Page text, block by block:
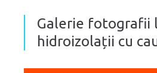
Galerie fotografii
hidroizolații cu